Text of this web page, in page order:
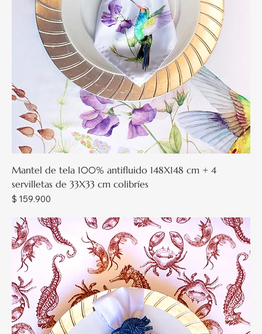
Mantel de tela 100% antifluido 148X148 cm + 4
servilletas de 33X33 cm colibríes
Precio
$ 159.900